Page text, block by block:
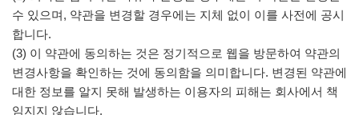
수 있으며, 약관을 변경할 경우에는 지체 없이 이를 사전에 공시
합니다.
(3) 이 약관에 동의하는 것은 정기적으로 웹을 방문하여 약관의
변경사항을 확인하는 것에 동의함을 의미합니다. 변경된 약관에
대한 정보를 알지 못해 발생하는 이용자의 피해는 회사에서 책
임지지 않습니다.